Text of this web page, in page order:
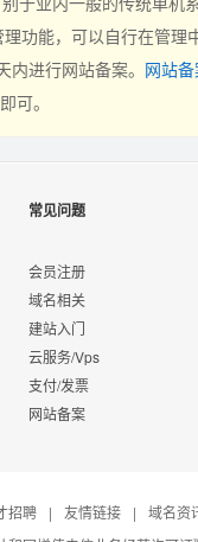
功能，可以自行在管理
进行网站备案。 网站
可。
常见问题
会员注册
域名相关
建站入门
云服务/Vps
支付/发票
网站备案
招聘 | 友情链接 |
域名资